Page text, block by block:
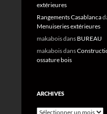
extérieures
Rangements Casablanca
Menuiseries extérieures
makaboisdans BUREAU
makaboisdans
ossature bois
ARCHIVES
Archives